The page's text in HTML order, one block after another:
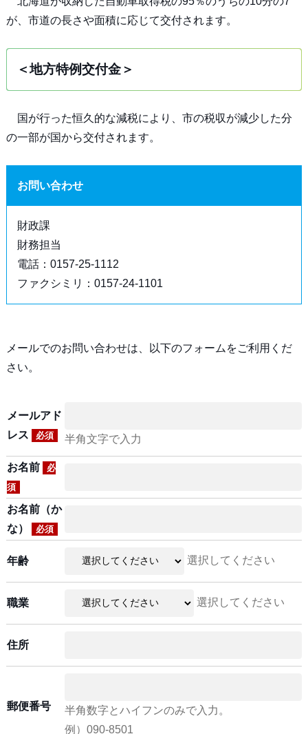
が、市道の長さや面積に応じて交付されます。
＜地方特例交付金＞
国が行った恒久的な減税により、市の税収が減少した分
の一部が国から交付されます。
お問い合わせ
財政課
財務担当
電話：0157-25-1112
ファクシミリ：0157-24-1101
メールでのお問い合わせは、以下のフォームをご利用くだ
さい。
メールアド
レス
必須 半角文字で入力
お名前
必
須
お名前（か
な）
必須
年齢 選択してください
職業 選択してください
住所
郵便番号
半角数字とハイフンのみで入力。
例）090-8501